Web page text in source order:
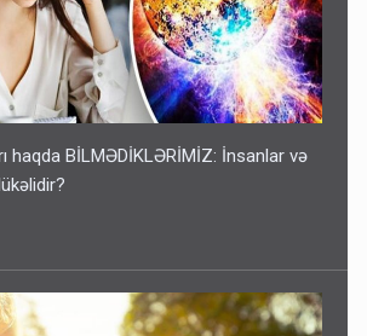
haqda BİLMƏDİKLƏRİMİZ: İnsanlar və